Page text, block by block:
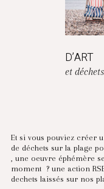
D’ART
et déchets
Et si vous pouviez créer
de déchets sur la plage
, une oeuvre éphémère
moment ? une action
dechets laissés sur nos